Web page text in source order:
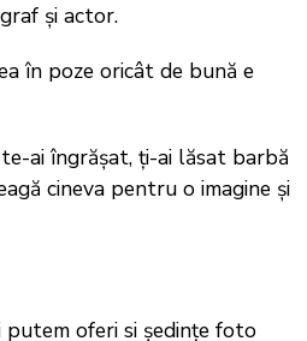
și actor.
în poze oricât de bună e
ai îngrășat, ți-ai lăsat barbă
cineva pentru o imagine și
oferi si ședințe foto